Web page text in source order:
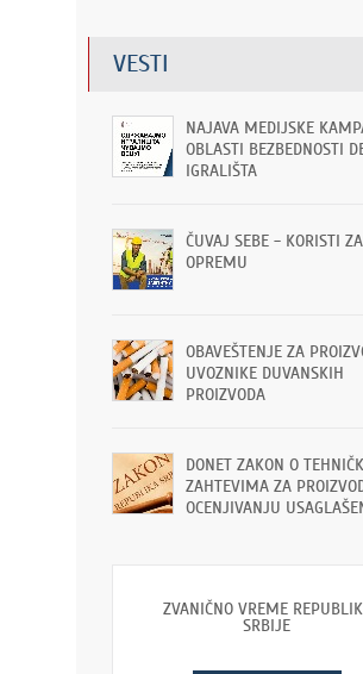
VESTI
NAJAVA MEDIJSKE
OBLASTI BEZBEDNOSTI
IGRALIŠTA
ČUVAJ SEBE - KORISTI
OPREMU
OBAVEŠTENJE ZA
UVOZNIKE DUVANSKIH
PROIZVODA
DONET ZAKON O
ZAHTEVIMA ZA
OCENJIVANJU
ZVANIČNO VREME
SRBIJE